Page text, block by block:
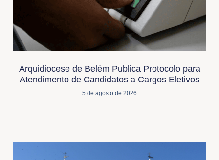
Arquidiocese de Belém Publica Protocolo para
Atendimento de Candidatos a Cargos Eletivos
5 de agosto de 2026